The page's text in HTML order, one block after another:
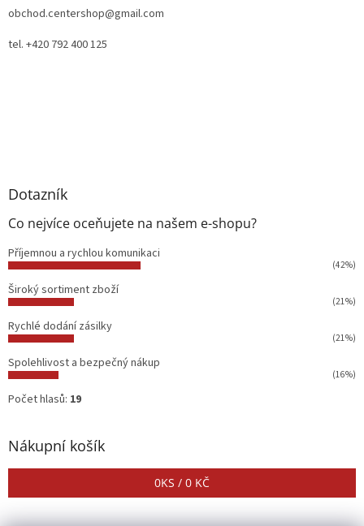
obchod.centershop@gmail.com
tel. +420 792 400 125
Dotazník
Co nejvíce oceňujete na našem e-shopu?
Příjemnou a rychlou komunikaci
(42%)
Široký sortiment zboží
(21%)
Rychlé dodání zásilky
(21%)
Spolehlivost a bezpečný nákup
(16%)
Počet hlasů: 19
Nákupní košík
0KS / 0 KČ